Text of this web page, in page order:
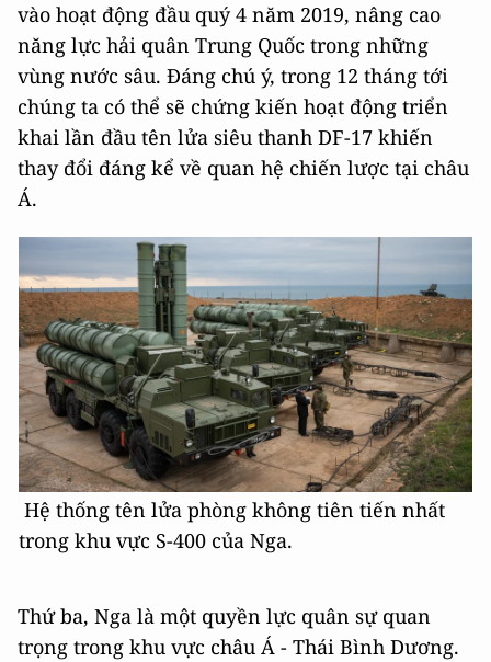
vào hoạt động đầu quý 4 năm 2019, nâng cao
năng lực hải quân Trung Quốc trong những
vùng nước sâu. Đáng chú ý, trong 12 tháng tới
chúng ta có thể sẽ chứng kiến hoạt động triển
khai lần đầu tên lửa siêu thanh DF-17 khiến
thay đổi đáng kể về quan hệ chiến lược tại châu
Á.
Hệ thống tên lửa phòng không tiên tiến nhất
trong khu vực S-400 của Nga.
Thứ ba, Nga là một quyền lực quân sự quan
trọng trong khu vực châu Á - Thái Bình Dương.